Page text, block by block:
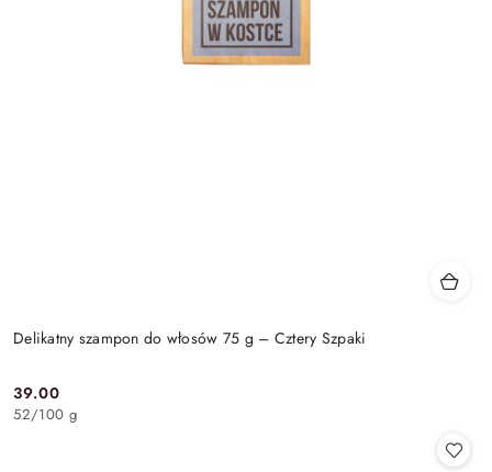
Delikatny szampon do włosów 75 g – Cztery Szpaki
Cena:
39.00
52/100 g